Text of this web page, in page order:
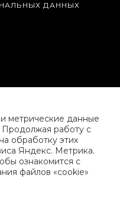
ДАННЫХ
метрические данные
Продолжая работу с
на обработку этих
Яндекс. Метрика.
ознакомится с
файлов «cookie»